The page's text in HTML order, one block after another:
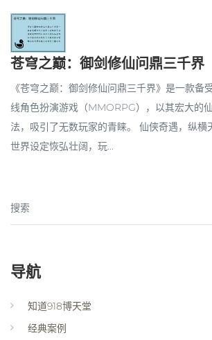
苍穹之巅：御剑修仙问鼎三千界
《苍穹之巅：御剑修仙问鼎三千界》是一款备
线角色扮演游戏（MMORPG），以其宏大的
法，吸引了无数玩家的青睐。 仙侠奇遇，纵横
世界设定恢弘壮阔，玩...
搜索
导航
知道918博天堂
经典案例